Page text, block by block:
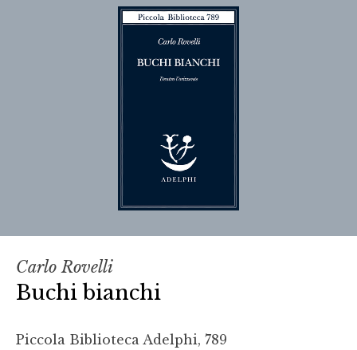
Carlo Rovelli
Buchi bianchi
Piccola Biblioteca Adelphi, 789